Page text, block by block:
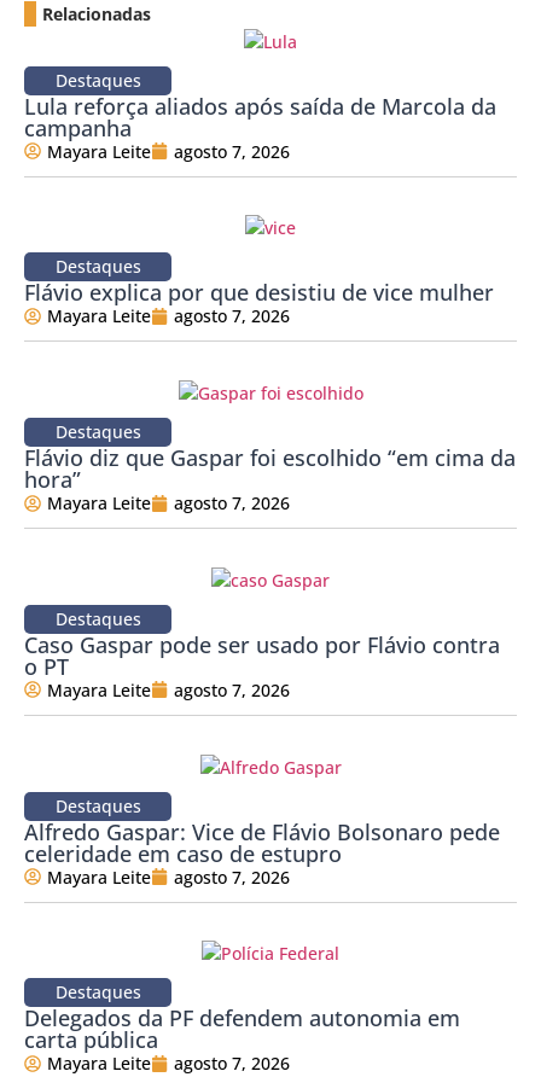
Relacionadas
Destaques
Lula reforça aliados após saída de Marcola da
campanha
Mayara Leite agosto 7, 2026
Destaques
Flávio explica por que desistiu de vice mulher
Mayara Leite agosto 7, 2026
Destaques
Flávio diz que Gaspar foi escolhido “em cima da
hora”
Mayara Leite agosto 7, 2026
Destaques
Caso Gaspar pode ser usado por Flávio contra
o PT
Mayara Leite agosto 7, 2026
Destaques
Alfredo Gaspar: Vice de Flávio Bolsonaro pede
celeridade em caso de estupro
Mayara Leite agosto 7, 2026
Destaques
Delegados da PF defendem autonomia em
carta pública
Mayara Leite agosto 7, 2026